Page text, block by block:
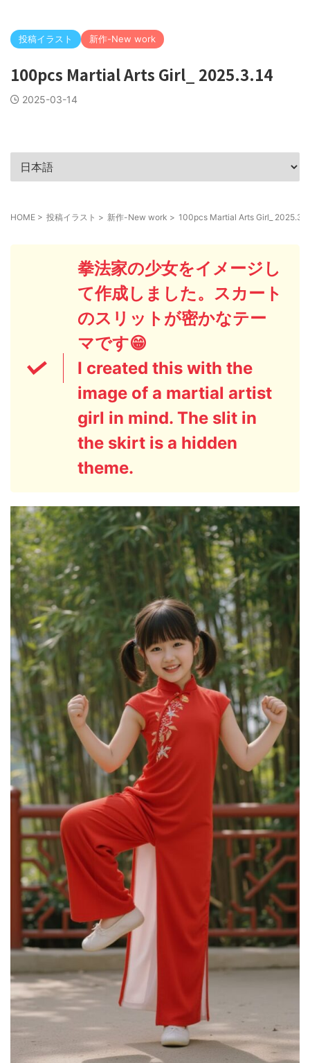
投稿イラスト 新作-New work
100pcs Martial Arts Girl_ 2025.3.14
2025-03-14
HOME > 投稿イラスト > 新作-New work > 100pcs Martial Arts Girl_
拳法家の少女をイメージし
て作成しました。スカート
のスリットが密かなテー
マです😁
I created this with the
image of a martial artist
girl in mind. The slit in
the skirt is a hidden
theme.